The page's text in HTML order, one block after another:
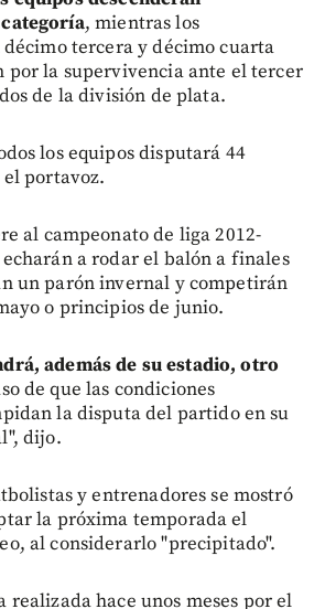
, mientras los
tercera y décimo cuarta
por la supervivencia ante el tercer
de la división de plata.
los equipos disputará 44
portavoz.
al campeonato de liga 2012-
echarán a rodar el balón a finales
un parón invernal y competirán
o principios de junio.
además de su estadio, otro
de que las condiciones
la disputa del partido en su
dijo.
y entrenadores se mostró
la próxima temporada el
al considerarlo "precipitado".
realizada hace unos meses por el